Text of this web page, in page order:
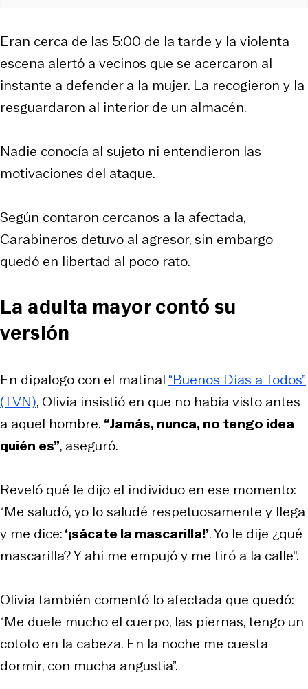
Eran cerca de las 5:00 de la tarde y la violenta
escena alertó a vecinos que se acercaron al
instante a defender a la mujer. La recogieron y la
resguardaron al interior de un almacén.
Nadie conocía al sujeto ni entendieron las
motivaciones del ataque.
Según contaron cercanos a la afectada,
Carabineros detuvo al agresor, sin embargo
quedó en libertad al poco rato.
La adulta mayor contó su
versión
En dipalogo con el matinal “Buenos Días a Todos”
(TVN), Olivia insistió en que no había visto antes
a aquel hombre. “Jamás, nunca, no tengo idea
quién es”, aseguró.
Reveló qué le dijo el individuo en ese momento:
“Me saludó, yo lo saludé respetuosamente y llega
y me dice:‘¡sácate la mascarilla!’. Yo le dije ¿qué
mascarilla? Y ahí me empujó y me tiró a la calle".
Olivia también comentó lo afectada que quedó:
“Me duele mucho el cuerpo, las piernas, tengo un
cototo en la cabeza. En la noche me cuesta
dormir, con mucha angustia”.